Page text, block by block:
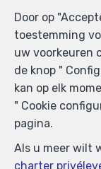
Door op
toestemming
uw voorkeuren
de knop "
kan op elk
" Cookie
pagina.
Als u meer wilt
charter
BA en
1000 Brussel